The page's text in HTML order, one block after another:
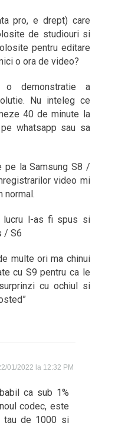
pro, e drept) care
de studiouri si
pentru editare
o ora de video?
demonstratie a
Nu inteleg ce
40 de minute la
whatsapp sau sa
pe la Samsung S8 /
video mi
normal.
lucru l-as fi spus si
/ S6
multe ori ma chinui
cu S9 pentru ca le
cu ochiul si
01/2022 la 12:32 PM
ca sub 1%
codec, este
tau de 1000 si